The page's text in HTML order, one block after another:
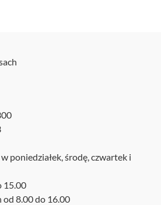
poniedziałek, środę, czwartek i
15.00
8.00 do 16.00